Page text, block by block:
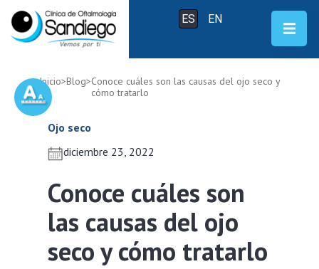
ES EN
Inicio>Blog>Conoce cuáles son las causas del ojo seco y
cómo tratarlo
Ojo seco
diciembre 23, 2022
Conoce cuáles son
las causas del ojo
seco y cómo tratarlo